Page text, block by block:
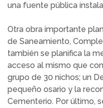
una fuente pública
Otra obra importante
de Saneamiento,
también se planifica la
acceso al mismo que
grupo de 30 nichos; un
pequeño osario y la
Cementerio. Por último,